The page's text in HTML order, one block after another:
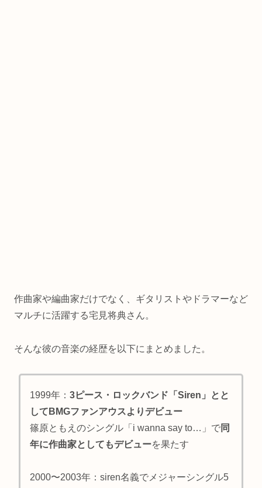
作曲家や編曲家だけでなく、ギタリストやドラマーなど
マルチに活躍する宅見将典さん。
そんな彼の音楽の経歴を以下にまとめました。
1999年： 3ピース・ ロックバンド「Siren」とと
してBMGファンアウスよりデビュー
篠原ともえのシングル「i wanna say to…」で同
年に作曲家としてもデビューを果たす
2000〜2003年：siren名義でメジャーシングル5